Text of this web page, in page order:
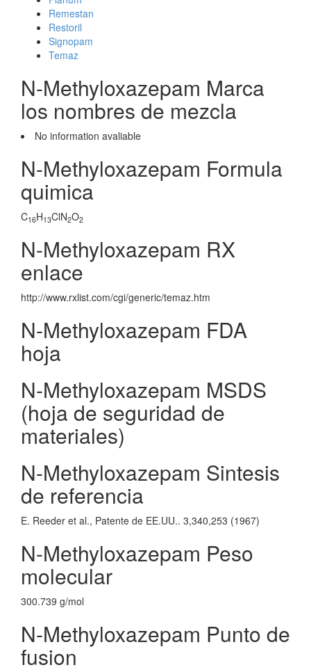
Remestan
Restoril
Signopam
Temaz
N-Methyloxazepam Marca
los nombres de mezcla
No information avaliable
N-Methyloxazepam Formula
quimica
C16H13ClN2O2
N-Methyloxazepam RX
enlace
http://www.rxlist.com/cgi/generic/temaz.htm
N-Methyloxazepam FDA
hoja
N-Methyloxazepam MSDS
(hoja de seguridad de
materiales)
N-Methyloxazepam Sintesis
de referencia
E. Reeder et al., Patente de EE.UU.. 3,340,253 (1967)
N-Methyloxazepam Peso
molecular
300.739 g/mol
N-Methyloxazepam Punto de
fusion